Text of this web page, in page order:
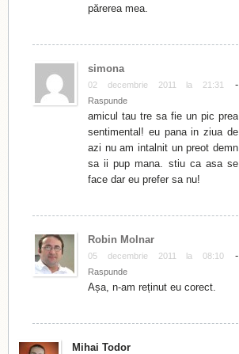
părerea mea.
simona
02 decembrie 2011 la 21:31 -
Raspunde
amicul tau tre sa fie un pic prea
sentimental! eu pana in ziua de
azi nu am intalnit un preot demn
sa ii pup mana. stiu ca asa se
face dar eu prefer sa nu!
Robin Molnar
05 decembrie 2011 la 08:10 -
Raspunde
Așa, n-am reținut eu corect.
Mihai Todor